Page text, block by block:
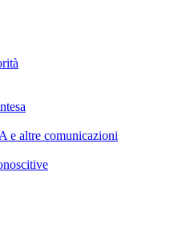
e altre comunicazioni